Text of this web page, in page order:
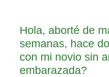
Hola, aborté de
semanas, hace
con mi novio sin
embarazada?